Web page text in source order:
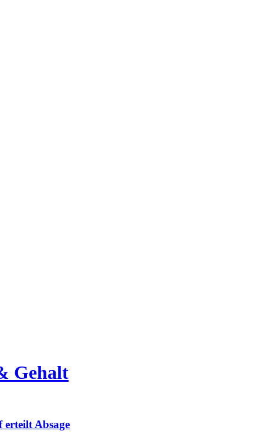
Gehalt
Absage